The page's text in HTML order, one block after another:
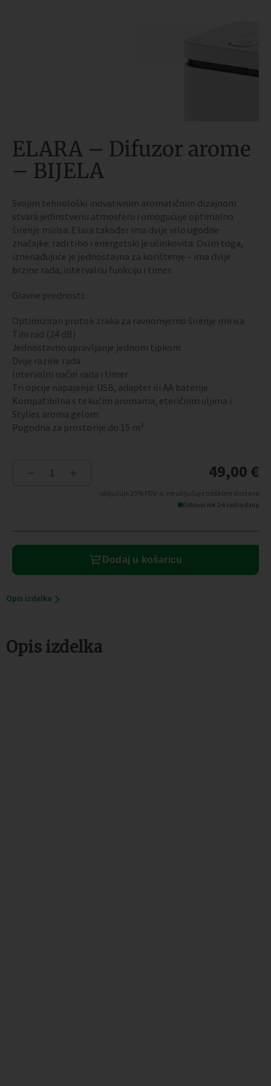
ELARA – Difuzor arome
– BIJELA
Svojim tehnološki inovativnim aromatičnim dizajnom
stvara jedinstvenu atmosferu i omogućuje optimalno
širenje mirisa. Elara također ima dvije vrlo ugodne
značajke: radi tiho i energetski je učinkovita. Osim toga,
iznenađujuće je jednostavna za korištenje – ima dvije
brzine rada, intervalnu funkciju i timer.
Glavne prednosti:
Optimiziran protok zraka za ravnomjerno širenje mirisa
Tihi rad (24 dB)
Jednostavno upravljanje jednom tipkom
Dvije razine rada
Intervalni način rada i timer
Tri opcije napajanja: USB, adapter ili AA baterije
Kompatibilna s tekućim aromama, eteričnim uljima i
Stylies aroma gelom
Pogodna za prostorije do 15 m²
ELARA
-
49,00 €
uključuje 25% PDV-a, ne uključuje troškove dostave
Dobavni rok 2-4 radna dana
Dodaj u košaricu
Opis izdelka
Opis izdelka